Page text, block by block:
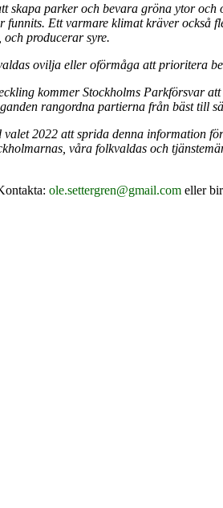
parker och bevara gröna ytor
Ett varmare klimat kräver också
producerar syre.
ovilja eller oförmåga att prioritera
kommer Stockholms Parkförsvar
rangordna partierna från bäst till
2022 att sprida denna information
våra folkvaldas och
ole.settergren@gmail.com eller